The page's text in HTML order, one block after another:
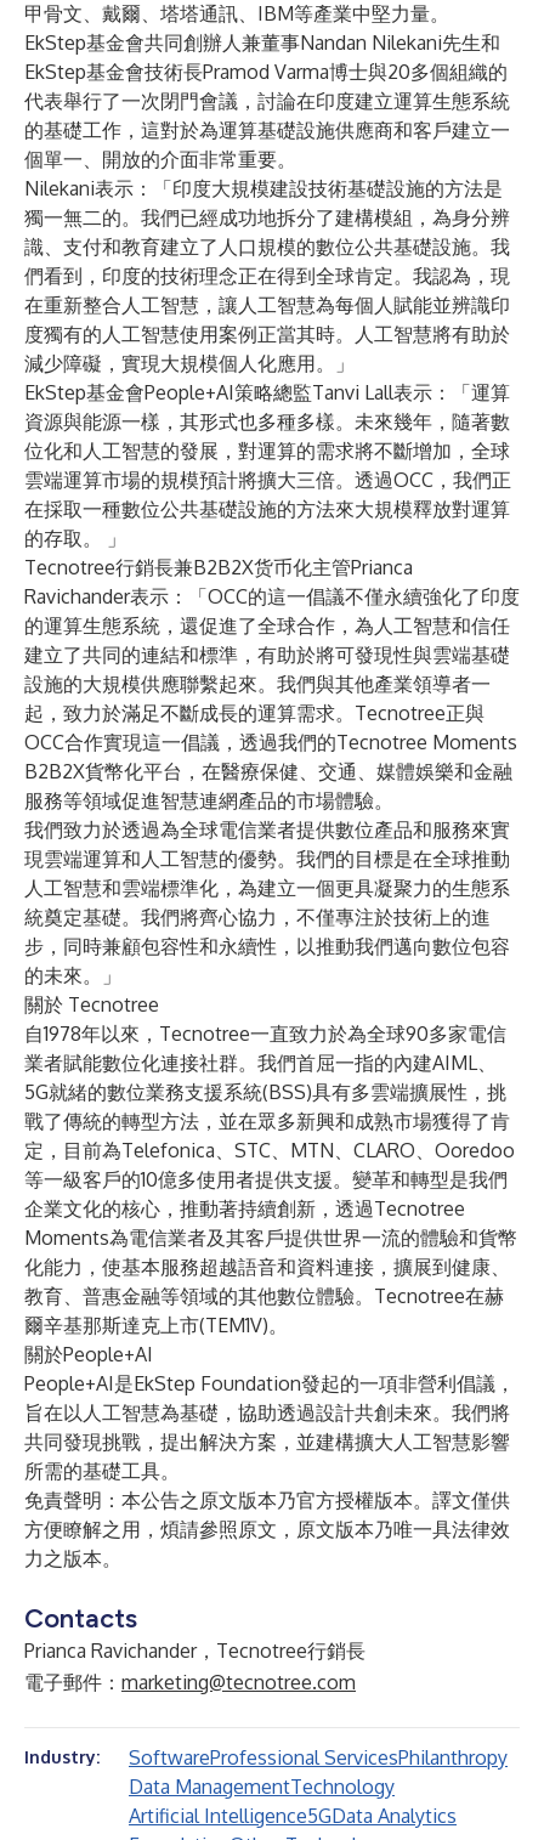
甲骨文、戴爾、塔塔通訊、IBM等產業中堅力量。
EkStep基金會共同創辦人兼董事Nandan Nilekani先生和
EkStep基金會技術長Pramod Varma博士與20多個組織的
代表舉行了一次閉門會議，討論在印度建立運算生態系統
的基礎工作，這對於為運算基礎設施供應商和客戶建立一
個單一、開放的介面非常重要。
Nilekani表示：「印度大規模建設技術基礎設施的方法是
獨一無二的。我們已經成功地拆分了建構模組，為身分辨
識、支付和教育建立了人口規模的數位公共基礎設施。我
們看到，印度的技術理念正在得到全球肯定。我認為，現
在重新整合人工智慧，讓人工智慧為每個人賦能並辨識印
度獨有的人工智慧使用案例正當其時。人工智慧將有助於
減少障礙，實現大規模個人化應用。」
EkStep基金會People+AI策略總監Tanvi Lall表示：「運算
資源與能源一樣，其形式也多種多樣。未來幾年，隨著數
位化和人工智慧的發展，對運算的需求將不斷增加，全球
雲端運算市場的規模預計將擴大三倍。透過OCC，我們正
在採取一種數位公共基礎設施的方法來大規模釋放對運算
的存取。 」
Tecnotree行銷長兼B2B2X货币化主管Prianca
Ravichander表示：「OCC的這一倡議不僅永續強化了印度
的運算生態系統，還促進了全球合作，為人工智慧和信任
建立了共同的連結和標準，有助於將可發現性與雲端基礎
設施的大規模供應聯繫起來。我們與其他產業領導者一
起，致力於滿足不斷成長的運算需求。Tecnotree正與
OCC合作實現這一倡議，透過我們的Tecnotree Moments
B2B2X貨幣化平台，在醫療保健、交通、媒體娛樂和金融
服務等領域促進智慧連網產品的市場體驗。
我們致力於透過為全球電信業者提供數位產品和服務來實
現雲端運算和人工智慧的優勢。我們的目標是在全球推動
人工智慧和雲端標準化，為建立一個更具凝聚力的生態系
統奠定基礎。我們將齊心協力，不僅專注於技術上的進
步，同時兼顧包容性和永續性，以推動我們邁向數位包容
的未來。」
關於 Tecnotree
自1978年以來，Tecnotree一直致力於為全球90多家電信
業者賦能數位化連接社群。我們首屈一指的內建AIML、
5G就緒的數位業務支援系統(BSS)具有多雲端擴展性，挑
戰了傳統的轉型方法，並在眾多新興和成熟市場獲得了肯
定，目前為Telefonica、STC、MTN、CLARO、Ooredoo
等一級客戶的10億多使用者提供支援。變革和轉型是我們
企業文化的核心，推動著持續創新，透過Tecnotree
Moments為電信業者及其客戶提供世界一流的體驗和貨幣
化能力，使基本服務超越語音和資料連接，擴展到健康、
教育、普惠金融等領域的其他數位體驗。Tecnotree在赫
爾辛基那斯達克上市(TEM1V)。
關於People+AI
People+AI是EkStep Foundation發起的一項非營利倡議，
旨在以人工智慧為基礎，協助透過設計共創未來。我們將
共同發現挑戰，提出解決方案，並建構擴大人工智慧影響
所需的基礎工具。
免責聲明：本公告之原文版本乃官方授權版本。譯文僅供
方便瞭解之用，煩請參照原文，原文版本乃唯一具法律效
力之版本。
Contacts
Prianca Ravichander，Tecnotree行銷長
電子郵件： marketing@tecnotree.com
Industry: SoftwareProfessional ServicesPhilanthropy
Data ManagementTechnology
Artificial Intelligence5GData Analytics